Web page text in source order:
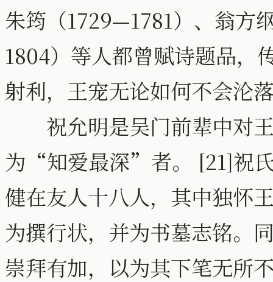
朱筠（1729—1781）、翁方
1804）等人都曾赋诗题品，
射利，王宠无论如何不会沦
祝允明是吴门前辈中对王
为“知爱最深”者。 [21]祝
健在友人十八人，其中独怀
为撰行状，并为书墓志铭。
崇拜有加，以为其下笔无所